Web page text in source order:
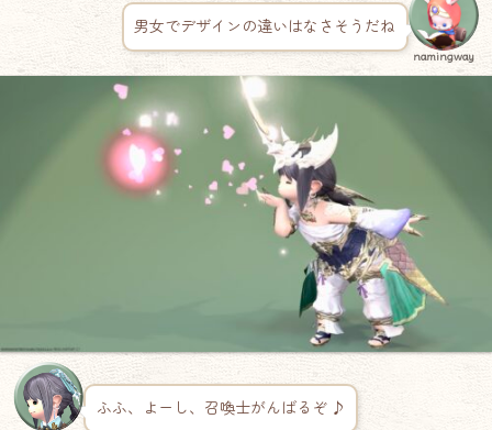
男女でデザインの違いはなさそうだね
namingway
ふふ、よーし、召喚士がんばるぞ ♪